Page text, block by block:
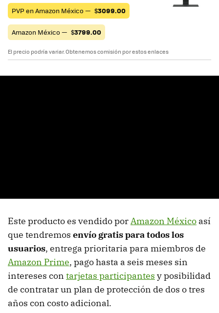
PVP en Amazon México — $3099.00
Amazon México — $3799.00
El precio podría variar. Obtenemos comisión por estos enlaces
Este producto es vendido porAmazon México así
que tendremos envío gratis para todos los
usuarios, entrega prioritaria para miembros de
Amazon Prime, pago hasta a seis meses sin
intereses con tarjetas participantes y posibilidad
de contratar un plan de protección de dos o tres
años con costo adicional.